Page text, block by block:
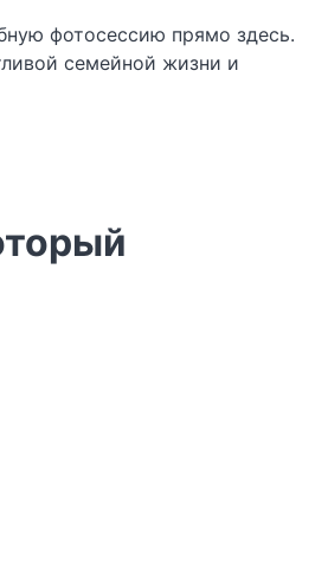
фотосессию прямо здесь.
семейной жизни и